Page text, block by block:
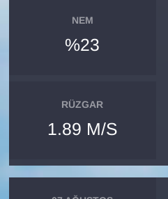
NEM
%23
RÜZGAR
1.89 M/S
İngilizce
Kadın
Kim Kimdir?